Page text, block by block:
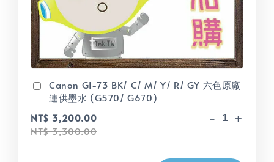
Canon GI-73 BK/ C/ M/ Y/ R/ GY 六色原廠
連供墨水 (G570/ G670)
NT$ 3,200.00
NT$ 3,300.00
- +